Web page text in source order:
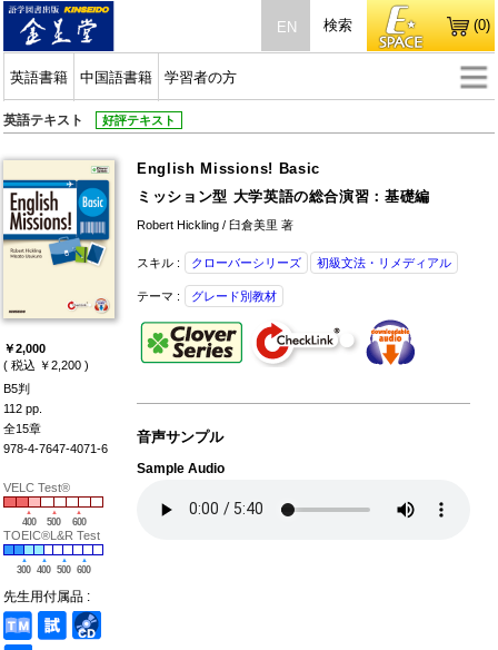
EN
英語書籍 中国語書籍 学習者の方
検索 (0)
英語テキスト 好評テキスト
￥2,000
( 税込 ￥2,200 )
B5判
112 pp.
全15章
978-4-7647-4071-6
VELC Test®
400 500 600
TOEIC®L&R Test
300 400 500 600
先生用付属品 :
English Missions! Basic
ミッション型 大学英語の総合演習：基礎編
Robert Hickling / 臼倉美里 著
スキル : クローバーシリーズ 初級文法・リメディアル
テーマ : グレード別教材
音声サンプル
Sample Audio